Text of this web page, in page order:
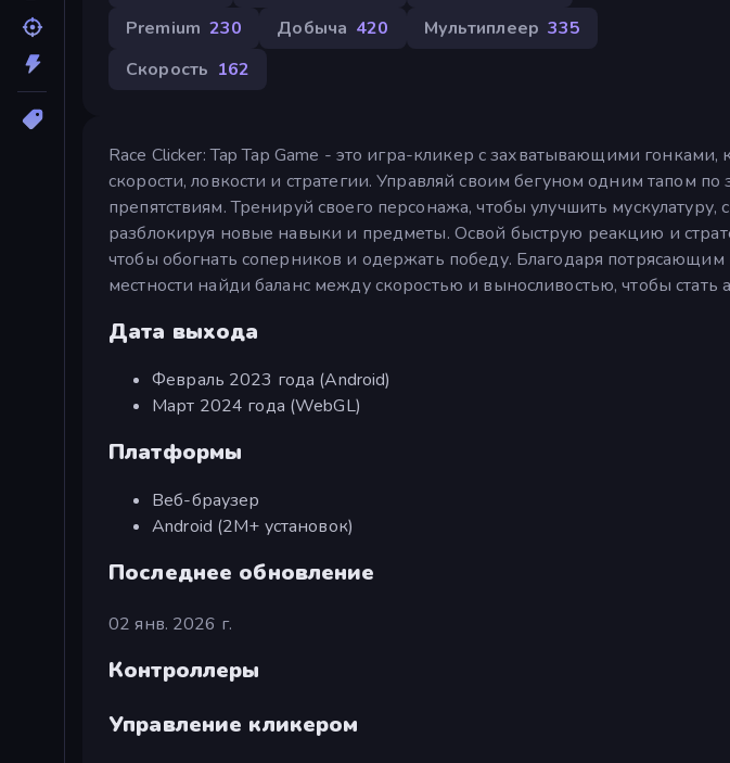
Premium 230 Добыча 420 Мультиплеер 335
Скорость 162
Race Clicker: Tap Tap Game - это игра-кликер с захватывающими
скорости, ловкости и стратегии. Управляй своим бегуном одним тапом по
препятствиям. Тренируй своего персонажа, чтобы улучшить мускулатуру,
разблокируя новые навыки и предметы. Освой быструю реакцию и
чтобы обогнать соперников и одержать победу. Благодаря
местности найди баланс между скоростью и выносливостью, чтобы
Дата выхода
Февраль 2023 года (Android)
Март 2024 года (WebGL)
Платформы
Веб-браузер
Android (2М+ установок)
Последнее обновление
02 янв. 2026 г.
Контроллеры
Управление кликером